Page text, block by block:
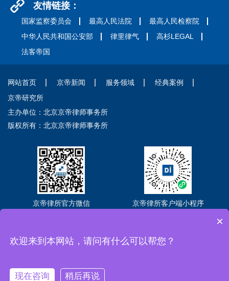
友情链接：
国家监察委员会 最高人民法院
最高人民检察院
中华人民共和国公安部
律里律气
高杉LEGAL
法客帝国
网站首页 京帝新闻 服务领域
经典案例
京帝研究所
主办单位：北京京帝律师事务所
版权所有：北京京帝律师事务所
京帝律所官方微信 京帝律所客户端小程序
安备11010102005581号
全国法律咨询热线：400-088-2636
×
欢迎来到本网站，请问有什么可以帮您？
现在咨询 稍后再说